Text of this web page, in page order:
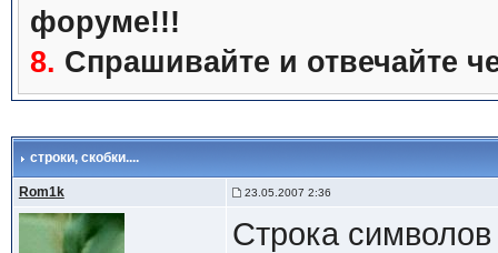
форуме!!!
8. Спрашивайте и отвечайте
строки, скобки....
Rom1k 23.05.2007 2:36
Строка